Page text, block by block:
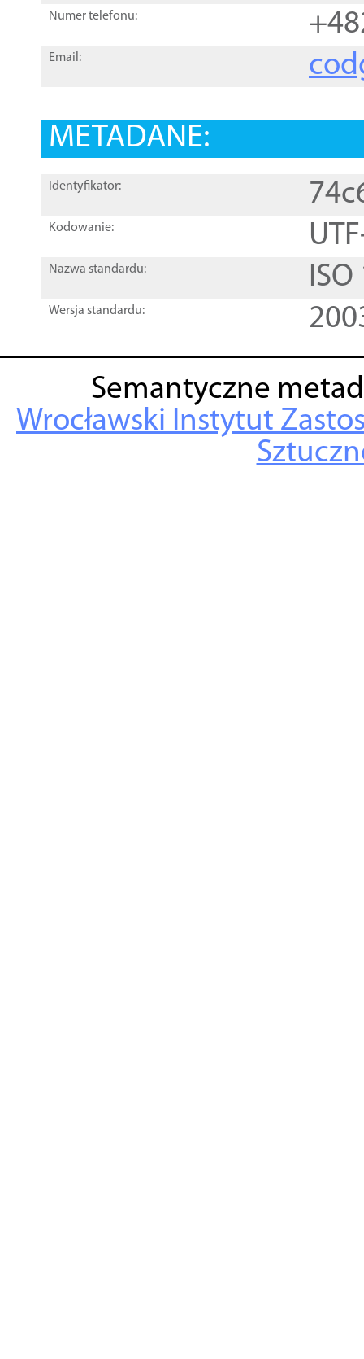
Numer telefonu:
Email:
METADANE:
Identyfikator:
Kodowanie:
Nazwa standardu:
Wersja standardu:
Semantyczne
Wrocławski Instytut